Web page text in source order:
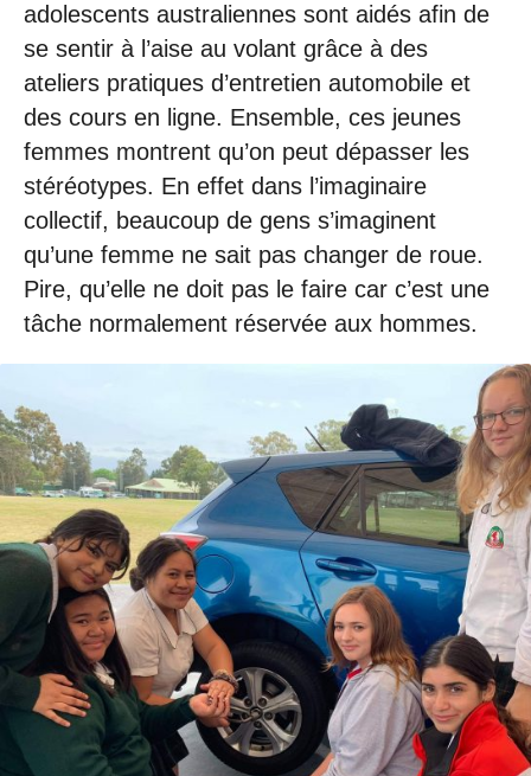
adolescents australiennes sont aidés afin de
se sentir à l’aise au volant grâce à des
ateliers pratiques d’entretien automobile et
des cours en ligne. Ensemble, ces jeunes
femmes montrent qu’on peut dépasser les
stéréotypes. En effet dans l’imaginaire
collectif, beaucoup de gens s’imaginent
qu’une femme ne sait pas changer de roue.
Pire, qu’elle ne doit pas le faire car c’est une
tâche normalement réservée aux hommes.